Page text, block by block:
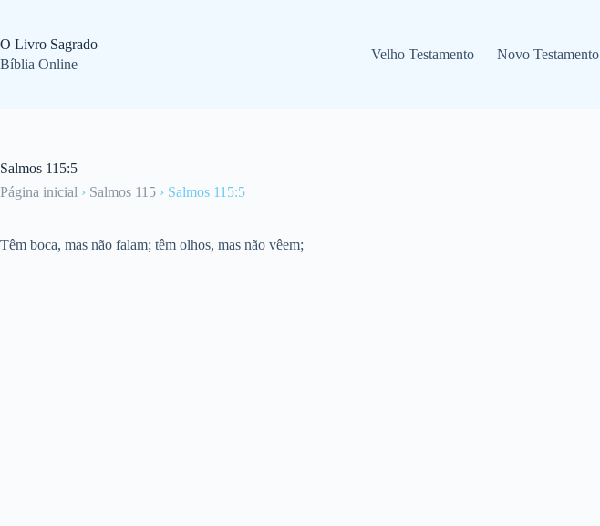
o
conteúdo
O Livro Sagrado
Bíblia Online
Velho Testamento Novo Testamento
Salmos 115:5
Página inicial › Salmos 115 › Salmos 115:5
Têm boca, mas não falam; têm olhos, mas não vêem;